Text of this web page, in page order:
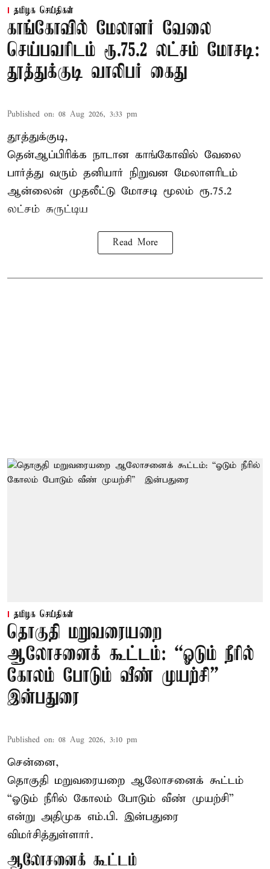
தமிழக செய்திகள்
காங்கோவில் மேலாளர் வேலை
செய்பவரிடம் ரூ.75.2 லட்சம் மோசடி:
தூத்துக்குடி வாலிபர் கைது
Published on: 08 Aug 2026, 3:33 pm
தூத்துக்குடி,
தென்ஆப்பிரிக்க நாடான காங்கோவில் வேலை
பார்த்து வரும் தனியார் நிறுவன மேலாளரிடம்
ஆன்லைன் முதலீட்டு மோசடி மூலம் ரூ.75.2
லட்சம் சுருட்டிய
Read More
தமிழக செய்திகள்
தொகுதி மறுவரையறை
ஆலோசனைக் கூட்டம்: “ஓடும் நீரில்
கோலம் போடும் வீண் முயற்சி” –
இன்பதுரை
Published on: 08 Aug 2026, 3:10 pm
சென்னை,
தொகுதி மறுவரையறை ஆலோசனைக் கூட்டம்
“ஓடும் நீரில் கோலம் போடும் வீண் முயற்சி”
என்று அதிமுக எம்.பி. இன்பதுரை
விமர்சித்துள்ளார்.
ஆலோசனைக் கூட்டம்